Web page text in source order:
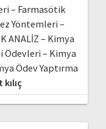
– Farmasötik
Yöntemleri –
ANALİZ – Kimya
Ödevleri – Kimya
Ödev Yaptırma